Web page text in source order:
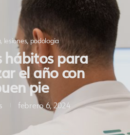
lesiones, podologia
hábitos para
el año con
pie
febrero 6, 2024